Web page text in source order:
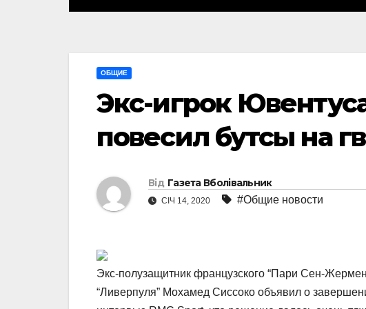
ОБЩИЕ
Экс-игрок
повесил бутсы на
Від Газета Вболівальник
СІЧ 14, 2020 #Общие новости
Экс-полузащитник французского “Пари Сен-
“Ливерпуля” Мохамед Сиссоко объявил о